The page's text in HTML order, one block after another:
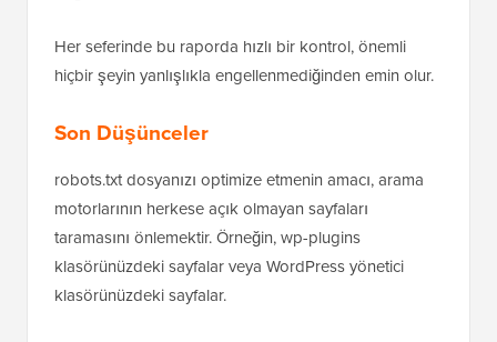
taşıdıktan sonra, büyük site değişikliklerinden sonra
robots.txt dosyanızı tekrar gözden geçirmeye de
hiçbir şeyin yanlışlıkla engellenmediğinden emin olur.
Son Düşünceler
robots.txt dosyanızı optimize etmenin amacı, arama